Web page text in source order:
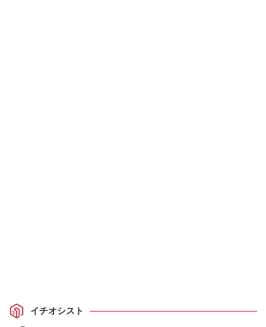
イチオシスト